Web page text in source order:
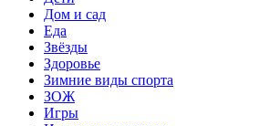
Дом и сад
Еда
Звёзды
Здоровье
Зимние виды спорта
ЗОЖ
Игры